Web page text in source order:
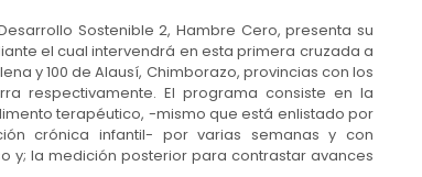
Sostenible 2, Hambre Cero, presenta su
el cual intervendrá en esta primera cruzada a
y 100 de Alausí, Chimborazo, provincias con los
respectivamente. El programa consiste en la
terapéutico, -mismo que está enlistado por
crónica infantil- por varias semanas y con
la medición posterior para contrastar avances